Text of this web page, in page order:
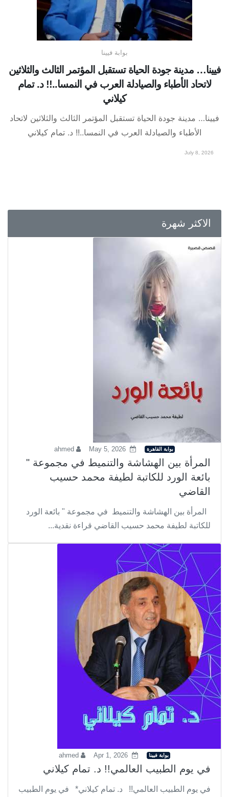
بوابة فيينا
فيينا… مدينة جودة الحياة تستقبل المؤتمر الثالث والثلاثين
لاتحاد الأطباء والصيادلة العرب في النمسا..!! د. تمام
كيلاني
فيينا… مدينة جودة الحياة تستقبل المؤتمر الثالث والثلاثين لاتحاد
الأطباء والصيادلة العرب في النمسا..!! د. تمام كيلاني
July 8, 2026
الاكثر شهرة
بوابة القاهرة May 5, 2026
ahmed
المرأة بين الهشاشة والتنميط في مجموعة "
بائعة الورد للكاتبة لطيفة محمد حسيب
القاضي
المرأة بين الهشاشة والتنميط في مجموعة " بائعة الورد
للكاتبة لطيفة محمد حسيب القاضي قراءة نقدية...
بوابة فيينا Apr 1, 2026
ahmed
في يوم الطبيب العالمي!! د. تمام كيلاني
في يوم الطبيب العالمي!! د. تمام كيلاني* في يوم الطبيب